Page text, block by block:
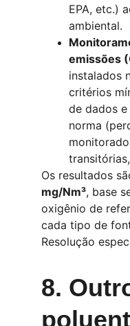
EPA, etc.)
ambiental.
emissões
instalados
critérios
de dados
norma
Os resultados
mg/Nm³, base
oxigênio de
cada tipo de
Resolução
8.